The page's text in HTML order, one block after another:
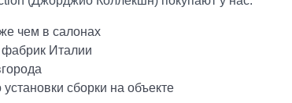
чем в салонах
Италии
сборки на объекте